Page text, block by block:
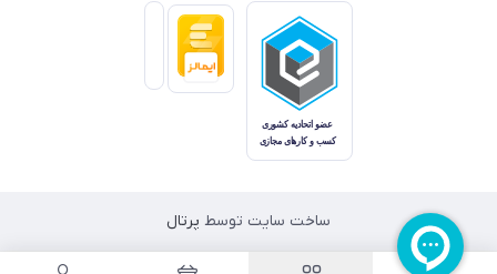
ساخت سایت توسط پرتال